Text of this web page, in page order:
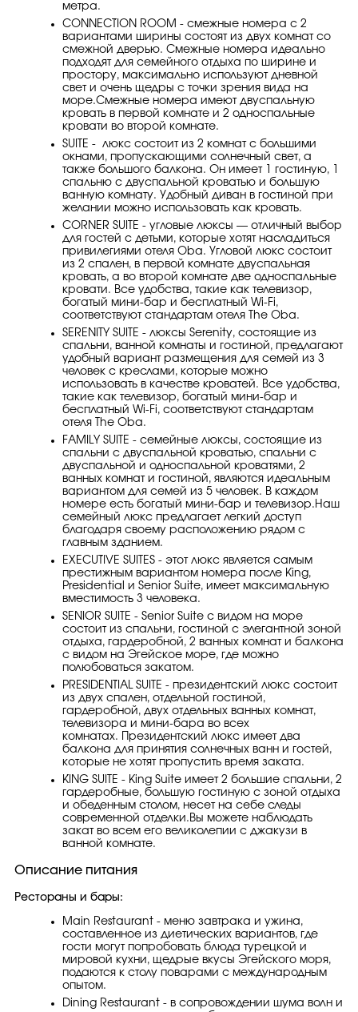
метра.
CONNECTİON ROOM - смежные номера с 2
вариантами ширины состоят из двух комнат со
смежной дверью. Смежные номера идеально
подходят для семейного отдыха по ширине и
простору, максимально используют дневной
свет и очень щедры с точки зрения вида на
море.Смежные номера имеют двуспальную
кровать в первой комнате и 2 односпальные
кровати во второй комнате.
SUİTE - люкс состоит из 2 комнат с большими
окнами, пропускающими солнечный свет, а
также большого балкона. Он имеет 1 гостиную, 1
спальню с двуспальной кроватью и большую
ванную комнату. Удобный диван в гостиной при
желании можно использовать как кровать.
CORNER SUİTE - угловые люксы — отличный выбор
для гостей с детьми, которые хотят насладиться
привилегиями отеля Oba. Угловой люкс состоит
из 2 спален, в первой комнате двуспальная
кровать, а во второй комнате две односпальные
кровати. Все удобства, такие как телевизор,
богатый мини-бар и бесплатный Wi-Fi,
соответствуют стандартам отеля The Oba.
SERENİTY SUİTE - люксы Serenity, состоящие из
спальни, ванной комнаты и гостиной, предлагают
удобный вариант размещения для семей из 3
человек с креслами, которые можно
использовать в качестве кроватей. Все удобства,
такие как телевизор, богатый мини-бар и
бесплатный Wi-Fi, соответствуют стандартам
отеля The Oba.
FAMİLY SUİTE - семейные люксы, состоящие из
спальни с двуспальной кроватью, спальни с
двуспальной и односпальной кроватями, 2
ванных комнат и гостиной, являются идеальным
вариантом для семей из 5 человек. В каждом
номере есть богатый мини-бар и телевизор.Наш
семейный люкс предлагает легкий доступ
благодаря своему расположению рядом с
главным зданием.
EXECUTİVE SUİTES - этот люкс является самым
престижным вариантом номера после King,
Presidential и Senior Suite, имеет максимальную
вместимость 3 человека.
SENİOR SUİTE - Senior Suite с видом на море
состоит из спальни, гостиной с элегантной зоной
отдыха, гардеробной, 2 ванных комнат и балкона
с видом на Эгейское море, где можно
полюбоваться закатом.
PRESİDENTİAL SUİTE - президентский люкс состоит
из двух спален, отдельной гостиной,
гардеробной, двух отдельных ванных комнат,
телевизора и мини-бара во всех
комнатах. Президентский люкс имеет два
балкона для принятия солнечных ванн и гостей,
которые не хотят пропустить время заката.
KİNG SUİTE - King Suite имеет 2 большие спальни, 2
гардеробные, большую гостиную с зоной отдыха
и обеденным столом, несет на себе следы
современной отделки.Вы можете наблюдать
закат во всем его великолепии с джакузи в
ванной комнате.
Описание питания
Рестораны и бары:
Main Restaurant - меню завтрака и ужина,
составленное из диетических вариантов, где
гости могут попробовать блюда турецкой и
мировой кухни, щедрые вкусы Эгейского моря,
подаются к столу поварами с международным
опытом.
Dining Restaurant - в сопровождении шума волн и